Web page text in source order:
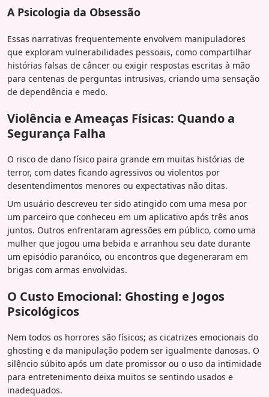
A Psicologia da Obsessão
Essas narrativas frequentemente envolvem manipuladores
que exploram vulnerabilidades pessoais, como compartilhar
histórias falsas de câncer ou exigir respostas escritas à mão
para centenas de perguntas intrusivas, criando uma sensação
de dependência e medo.
Violência e Ameaças Físicas: Quando a
Segurança Falha
O risco de dano físico paira grande em muitas histórias de
terror, com dates ficando agressivos ou violentos por
desentendimentos menores ou expectativas não ditas.
Um usuário descreveu ter sido atingido com uma mesa por
um parceiro que conheceu em um aplicativo após três anos
juntos. Outros enfrentaram agressões em público, como uma
mulher que jogou uma bebida e arranhou seu date durante
um episódio paranóico, ou encontros que degeneraram em
brigas com armas envolvidas.
O Custo Emocional: Ghosting e Jogos
Psicológicos
Nem todos os horrores são físicos; as cicatrizes emocionais do
ghosting e da manipulação podem ser igualmente danosas. O
silêncio súbito após um date promissor ou o uso da intimidade
para entretenimento deixa muitos se sentindo usados e
inadequados.